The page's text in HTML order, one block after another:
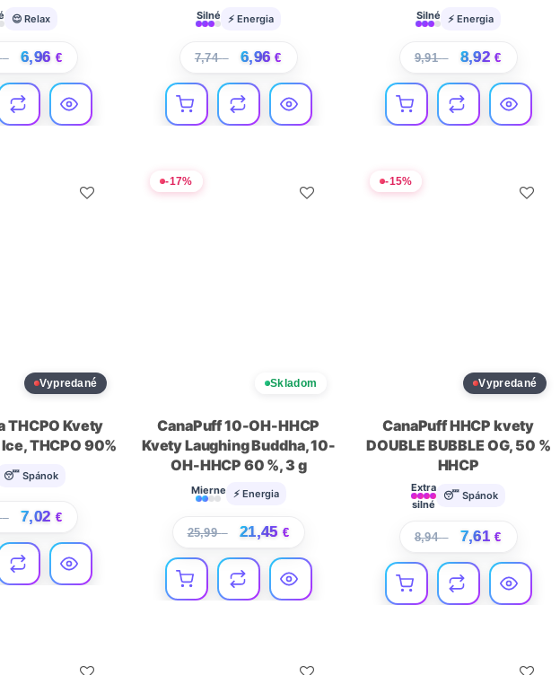
😌 Relax
€ 6,96 €
Silné ⚡ Energia
7,74€ 6,96€
Silné ⚡ Energia
9,91€ 8,92€
Vypredané
THCPO Kvety
THCPO 90%
😴 Spánok
€ 7,02 €
-17%
Skladom
CanaPuff 10-OH-HHCP
Kvety Laughing Buddha, 10-
OH-HHCP 60 %, 3 g
Mierne ⚡ Energia
25,99€ 21,45 €
-15%
Vypredané
CanaPuff HHCP kvety
DOUBLE BUBBLE OG, 50 %
HHCP
Extra
silné
😴 Spánok
8,94€ 7,61€